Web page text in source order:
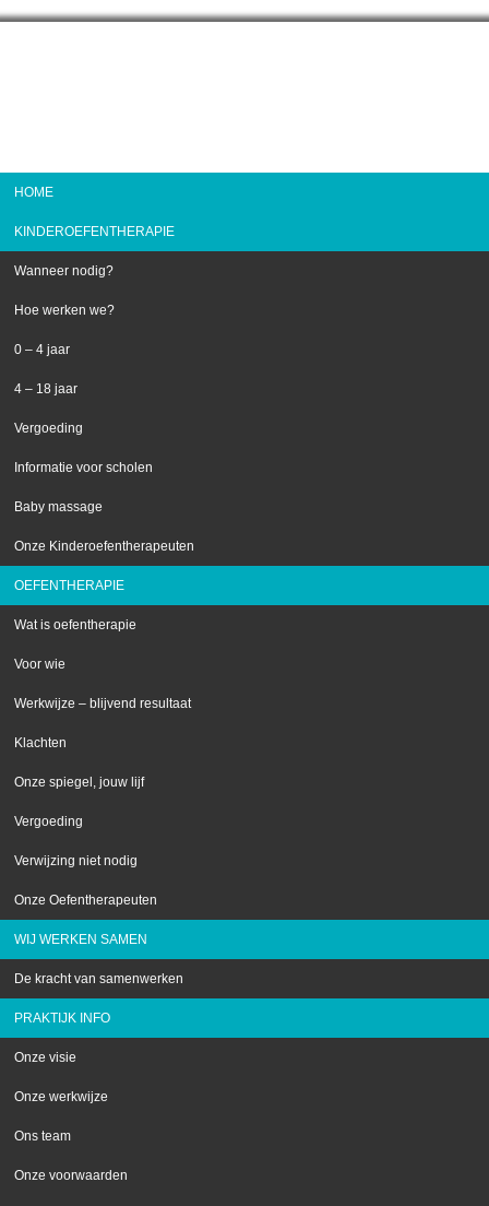
HOME
KINDEROEFENTHERAPIE
Wanneer nodig?
Hoe werken we?
0 – 4 jaar
4 – 18 jaar
Vergoeding
Informatie voor scholen
Baby massage
Onze Kinderoefentherapeuten
OEFENTHERAPIE
Wat is oefentherapie
Voor wie
Werkwijze – blijvend resultaat
Klachten
Onze spiegel, jouw lijf
Vergoeding
Verwijzing niet nodig
Onze Oefentherapeuten
WIJ WERKEN SAMEN
De kracht van samenwerken
PRAKTIJK INFO
Onze visie
Onze werkwijze
Ons team
Onze voorwaarden